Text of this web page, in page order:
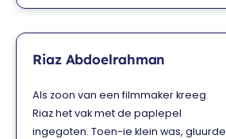
Telegraaf en Philips. Daarnaast werkt
ze veel samen met reclamebureaus.
ze tijdens haar trainingen, waarin je
project. Zo leer je razendsnel
animaties maken én inzetten.
Riaz Abdoelrahman
Als zoon van een filmmaker kreeg
Riaz het vak met de paplepel
ingegoten. Toen-ie klein was, gluurde